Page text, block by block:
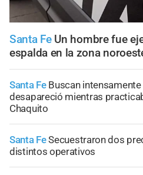
Santa Fe Un hombre fue
espalda en la zona
Santa Fe Buscan
desapareció mientras
Chaquito
Santa FeSecuestraron dos
distintos operativos